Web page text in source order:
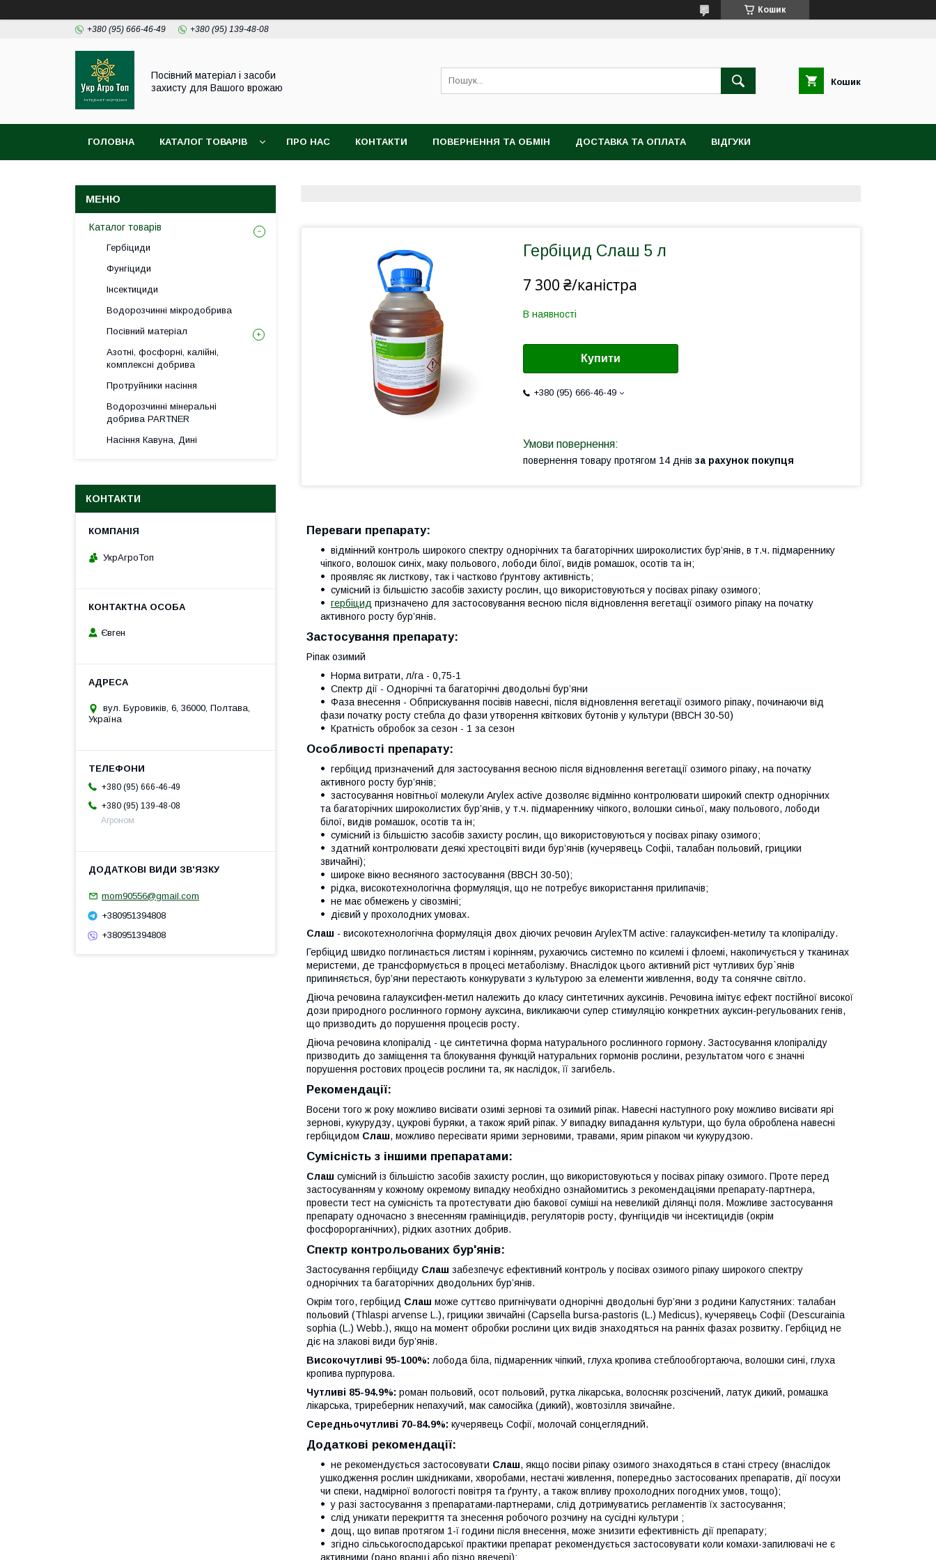
Кошик
+380 (95) 666-46-49 +380 (95) 139-48-08
Посівний матеріал і засоби
захисту для Вашого врожаю
Кошик
ГОЛОВНА КАТАЛОГ ТОВАРІВ ПРО НАС КОНТАКТИ ПОВЕРНЕННЯ ТА ОБМІН ДОСТАВКА ТА ОПЛАТА ВІДГУКИ
Гербіцид Слаш 5 л
7 300 ₴/каністра
В наявності
Купити
+380 (95) 666-46-49
повернення товару протягом 14 днів за рахунок покупця
Переваги препарату:
відмінний контроль широкого спектру однорічних та багаторічних широколистих бур’янів, в т.ч. підмареннику
чіпкого, волошок синіх, маку польового, лободи білої, видів ромашок, осотів та ін;
проявляє як листкову, так і частково ґрунтову активність;
сумісний із більшістю засобів захисту рослин, що використовуються у посівах ріпаку озимого;
гербіцид призначено для застосовування весною після відновлення вегетації озимого ріпаку на початку
активного росту бур’янів.
Застосування препарату:
Ріпак озимий
Норма витрати, л/га - 0,75-1
Спектр дії - Однорічні та багаторічні дводольні бур’яни
Фаза внесення - Обприскування посівів навесні, після відновлення вегетації озимого ріпаку, починаючи від
фази початку росту стебла до фази утворення квіткових бутонів у культури (ВВСН 30-50)
Кратність обробок за сезон - 1 за сезон
Особливості препарату:
гербіцид призначений для застосування весною після відновлення вегетації озимого ріпаку, на початку
активного росту бур’янів;
застосування новітньої молекули Arylex active дозволяє відмінно контролювати широкий спектр однорічних
та багаторічних широко­листих бур’янів, у т.ч. підмареннику чіпкого, волошки синьої, маку польового, лободи
білої, видів ромашок, осотів та ін;
сумісний із більшістю засобів захисту рослин, що використовуються у посівах ріпаку озимого;
здатний контролювати деякі хрестоцвіті види бур’янів (кучерявець Софіі, талабан польовий, грицики
звичайні);
широке вікно весняного застосування (ВВСН 30-50);
рідка, високотехнологічна формуляція, що не потребує використання прилипачів;
не має обмежень у сівозміні;
дієвий у прохолодних умовах.
Слаш - високотехнологічна формуляція двох діючих речовин ArylexTM active: галауксифен-метилу та клопіраліду.
Гербіцид швидко поглинається листям і корінням, рухаючись системно по ксилемі і флоемі, накопичується у тканинах
меристеми, де трансформується в процесі метаболізму. Внаслідок цього активний ріст чутливих бур`янів
припиняється, бур’яни перестають конкурувати з культурою за елементи живлення, воду та сонячне світло.
Діюча речовина галауксифен-метил належить до класу синтетичних ауксинів. Речовина імітує ефект постійної високої
дози природного рослинного гормону ауксина, викликаючи супер стимуляцію конкретних ауксин-регульованих генів,
що призводить до порушення процесів росту.
Діюча речовина клопіралід - це синтетична форма натурального рослинного гормону. Застосування клопіраліду
призводить до заміщення та блокування функцій натуральних гормонів рослини, результатом чого є значні
порушення ростових процесів рослини та, як наслідок, її загибель.
Рекомендації:
Восени того ж року можливо висівати озимі зернові та озимий ріпак. Навесні наступного року можливо висівати ярі
зернові, кукурудзу, цукрові буряки, а також ярий ріпак. У випадку випадання культури, що була оброблена навесні
гербіцидом Слаш, можливо пересівати ярими зерновими, травами, ярим ріпаком чи кукурудзою.
Сумісність з іншими препаратами:
Слаш сумісний із більшістю засобів захисту рослин, що використовуються у посівах ріпаку озимого. Проте перед
застосуванням у кожному окремому випадку необхідно ознайомитись з рекомендаціями препарату-партнера,
провести тест на сумісність та протестувати дію бакової суміші на невеликій ділянці поля. Можливе застосування
препарату одночасно з внесенням грамініцидів, регуляторів росту, фунгіцидів чи інсектицидів (окрім
фосфорорганічних), рідких азотних добрив.
Спектр контрольованих бур'янів:
Застосування гербіциду Слаш забезпечує ефективний контроль у посівах озимого ріпаку широкого спектру
однорічних та багаторічних дводольних бур’янів.
Окрім того, гербіцид Слаш може суттєво пригнічувати однорічні дводольні бур’яни з родини Капустяних: талабан
польовий (Thlaspi arvense L.), грицики звичайні (Capsella bursa-pastoris (L.) Medicus), кучерявець Софії (Descurainia
sophia (L.) Webb.), якщо на момент обробки рослини цих видів знаходяться на ранніх фазах розвитку. Гербіцид не
діє на злакові види бур’янів.
Високочутливі 95-100%: лобода біла, підмаренник чіпкий, глуха кропива стеблообгортаюча, волошки сині, глуха
кропива пурпурова.
Чутливі 85-94.9%: роман польовий, осот польовий, рутка лікарська, волосняк розсічений, латук дикий, ромашка
лікарська, триреберник непахучий, мак самосійка (дикий), жовтозілля звичайне.
Середньочутливі 70-84.9%: кучерявець Софії, молочай сонцеглядний.
Додаткові рекомендації:
не рекомендується застосовувати Слаш, якщо посіви ріпаку озимого знаходяться в стані стресу (внаслідок
ушкодження рослин шкідниками, хворобами, нестачі живлення, попередньо застосованих препаратів, дії посухи
чи спеки, надмірної вологості повітря та ґрунту, а також впливу прохолодних погодних умов, тощо);
у разі застосування з препаратами-партнерами, слід дотримуватись регламентів їх застосування;
слід уникати перекриття та знесення робочого розчину на сусідні культури ;
дощ, що випав протягом 1-ї години після внесення, може знизити ефективність дії препарату;
згідно сільськогосподарської практики препарат рекомендується застосовувати коли комахи-запилювачі не є
активними (рано вранці або пізно ввечері);
Каталог товарів
Гербіциди
Фунгіциди
Інсектициди
Водорозчинні мікродобрива
Посівний матеріал
Азотні, фосфорні, калійні,
комплексні добрива
Протруйники насіння
Водорозчинні мінеральні
добрива PARTNER
Насіння Кавуна, Дині
КОНТАКТИ
УкрАгроТоп
Євген
вул. Буровиків, 6, 36000, Полтава,
Україна
+380 (95) 666-46-49
+380 (95) 139-48-08
Агроном
mom90556@gmail.com
+380951394808
+380951394808